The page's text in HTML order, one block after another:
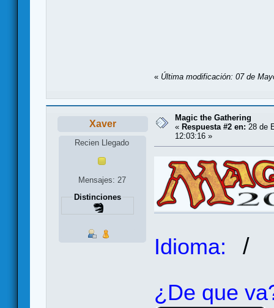
« Última modificación: 07 de
Xaver
Recien Llegado
Mensajes: 27
Distinciones
Magic the Gathering
« Respuesta #2 en: 28 de
12:03:16 »
Idioma: /
¿De que